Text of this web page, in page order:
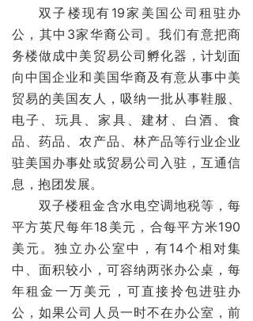
双子楼现有19家美国公司租驻办
公，其中3家华裔公司。我们有意把商
务楼做成中 美 贸易公司孵化器，计划面
向中国企业和美国华裔及有意从事中美
贸易的美国友人，吸纳一批从事鞋服、
电子、玩具、家具、建材、白酒、食
品、药品、农产品、林产品等行业企业
驻美国办事处或贸易公司入驻，互通信
息，抱团发展。
双子楼租金含水电空调地税等，每
平方英尺每年18美元，合每平方米190
美元。独立办公室中，有14个相对集
中、面积较小，可容纳两张办公桌，每
年租金一万美元，可直接拎包进驻办
公，如果公司人员一时不在办公室，前